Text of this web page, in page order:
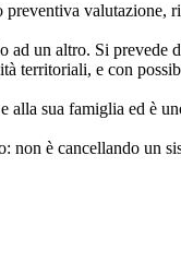
valutazione,
un altro. Si
territoriali, e con
alla sua famiglia ed
è cancellando